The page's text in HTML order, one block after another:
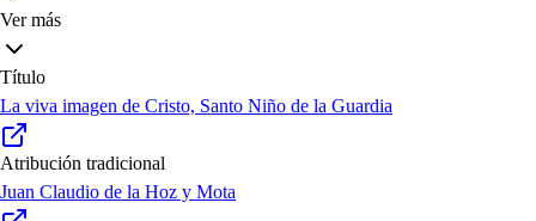
Ver más
Título
La viva imagen de Cristo, Santo Niño de la Guardia
Atribución tradicional
Juan Claudio de la Hoz y Mota